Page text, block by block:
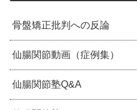
骨盤矯正批判への反論
仙腸関節動画（症例集）
仙腸関節塾Q&A